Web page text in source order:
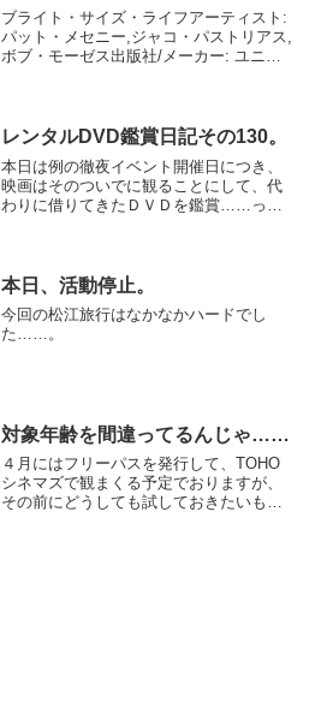
ブライト・サイズ・ライフアーティスト:
パット・メセニー,ジャコ・パストリアス,
ボブ・モーゼス出版社/メーカー: ユニバ
レンタルDVD鑑賞日記その130。
本日は例の徹夜イベント開催日につき、
映画はそのついでに観ることにして、代
わりに借りてきたＤＶＤを鑑賞……って
本日、活動停止。
今回の松江旅行はなかなかハードでし
た……。
対象年齢を間違ってるんじゃ……
４月にはフリーパスを発行して、TOHO
シネマズで観まくる予定でおりますが、
その前にどうしても試しておきたいもの